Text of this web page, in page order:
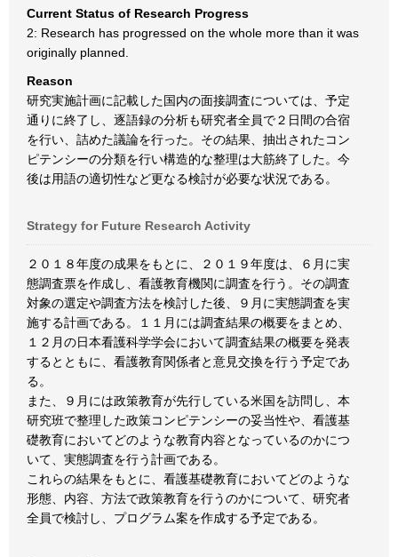
Current Status of Research Progress
2: Research has progressed on the whole more than it was
originally planned.
Reason
研究実施計画に記載した国内の面接調査については、予定
通りに終了し、逐語録の分析も研究者全員で２日間の合宿
を行い、詰めた議論を行った。その結果、抽出されたコン
ピテンシーの分類を行い構造的な整理は大筋終了した。今
後は用語の適切性など更なる検討が必要な状況である。
Strategy for Future Research Activity
２０１８年度の成果をもとに、２０１９年度は、６月に実
態調査票を作成し、看護教育機関に調査を行う。その調査
対象の選定や調査方法を検討した後、９月に実態調査を実
施する計画である。１１月には調査結果の概要をまとめ、
１２月の日本看護科学学会において調査結果の概要を発表
するとともに、看護教育関係者と意見交換を行う予定であ
る。
また、９月には政策教育が先行している米国を訪問し、本
研究班で整理した政策コンピテンシーの妥当性や、看護基
礎教育においてどのような教育内容となっているのかにつ
いて、実態調査を行う計画である。
これらの結果をもとに、看護基礎教育においてどのような
形態、内容、方法で政策教育を行うのかについて、研究者
全員で検討し、プログラム案を作成する予定である。